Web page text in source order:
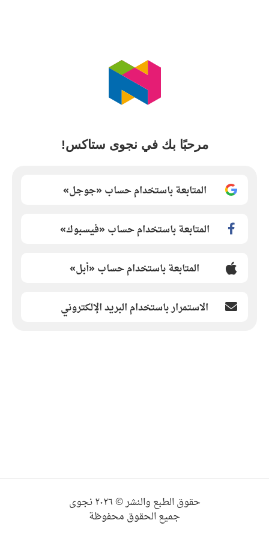
مرحبًا بك في نجوى ستاكس!
المتابعة باستخدام حساب «جوجل»
المتابعة باستخدام حساب «فيسبوك»
المتابعة باستخدام حساب «أبل»
الاستمرار باستخدام البريد الإلكتروني
حقوق الطبع والنشر © ٢٠٢٦ نجوى
جميع الحقوق محفوظة